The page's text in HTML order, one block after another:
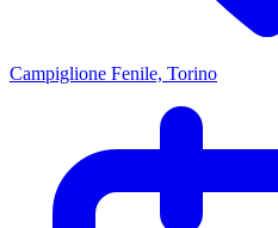
Campiglione Fenile, Torino